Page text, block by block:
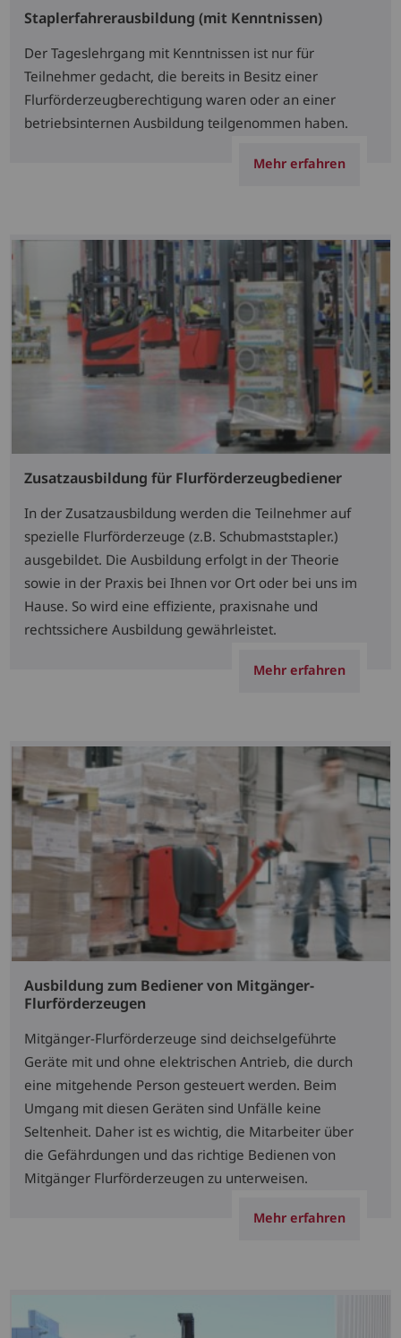
Staplerfahrerausbildung (mit Kenntnissen)
Der Tageslehrgang mit Kenntnissen ist nur für
Teilnehmer gedacht, die bereits in Besitz einer
Flurförderzeugberechtigung waren oder an einer
betriebsinternen Ausbildung teilgenommen haben.
Mehr erfahren
Zusatzausbildung für Flurförderzeugbediener
In der Zusatzausbildung werden die Teilnehmer auf
spezielle Flurförderzeuge (z.B. Schubmaststapler.)
ausgebildet. Die Ausbildung erfolgt in der Theorie
sowie in der Praxis bei Ihnen vor Ort oder bei uns im
Hause. So wird eine effiziente, praxisnahe und
rechtssichere Ausbildung gewährleistet.
Mehr erfahren
Ausbildung zum Bediener von Mitgänger-
Flurförderzeugen
Mitgänger-Flurförderzeuge sind deichselgeführte
Geräte mit und ohne elektrischen Antrieb, die durch
eine mitgehende Person gesteuert werden. Beim
Umgang mit diesen Geräten sind Unfälle keine
Seltenheit. Daher ist es wichtig, die Mitarbeiter über
die Gefährdungen und das richtige Bedienen von
Mitgänger Flurförderzeugen zu unterweisen.
Mehr erfahren